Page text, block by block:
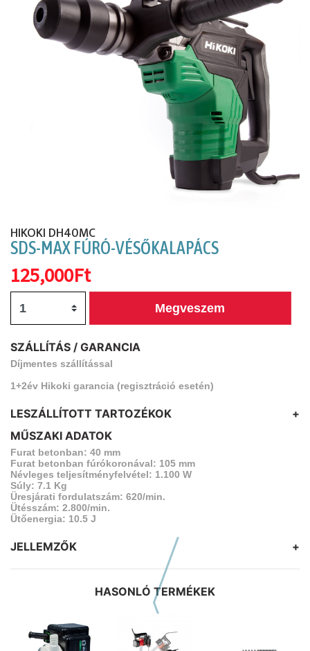
HIKOKI DH40MC
SDS-MAX FÚRÓ-VÉSŐKALAPÁCS
125,000Ft
Megveszem
SZÁLLÍTÁS / GARANCIA
Díjmentes szállítással
1+2év Hikoki garancia (regisztráció esetén)
LESZÁLLÍTOTT TARTOZÉKOK
Oldalfogantyú
Mélységhatároló
Zsír (30 g)
Műanyag szerszámkoffer
MŰSZAKI ADATOK
Furat betonban: 40 mm
Furat betonban fúrókoronával: 105 mm
Névleges teljesítményfelvétel: 1.100 W
Súly: 7.1 Kg
Üresjárati fordulatszám: 620/min.
Ütésszám: 2.800/min.
Ütőenergia: 10.5 J
JELLEMZŐK
1100 W / 40 mm fúrásteljesítmény
Porvédett szerszámbefogás SDS- Max fúrókhoz
Fokozatmentes fordulatszám és ütésenergia szabályozó
Hitachi fejlesztésű nagyhatékonyságú rezgéscsillapítás
HASONLÓ TERMÉKEK
Előző hasonló szerszámok